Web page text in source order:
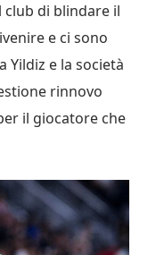
di blindare il
e ci sono
Yildiz e la società
rinnovo
il giocatore che